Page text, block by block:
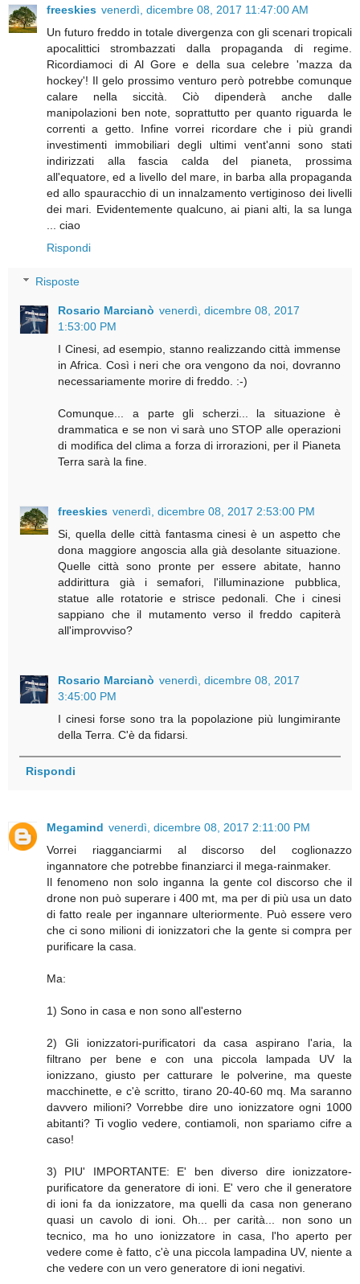
freeskies venerdì, dicembre 08, 2017 11:47:00 AM
Un futuro freddo in totale divergenza con gli scenari tropicali
apocalittici strombazzati dalla propaganda di regime.
Ricordiamoci di Al Gore e della sua celebre 'mazza da
hockey'! Il gelo prossimo venturo però potrebbe comunque
calare nella siccità. Ciò dipenderà anche dalle
manipolazioni ben note, soprattutto per quanto riguarda le
correnti a getto. Infine vorrei ricordare che i più grandi
investimenti immobiliari degli ultimi vent'anni sono stati
indirizzati alla fascia calda del pianeta, prossima
all'equatore, ed a livello del mare, in barba alla propaganda
ed allo spauracchio di un innalzamento vertiginoso dei livelli
dei mari. Evidentemente qualcuno, ai piani alti, la sa lunga
... ciao
Rispondi
Risposte
Rosario Marcianò venerdì, dicembre 08, 2017
1:53:00 PM
I Cinesi, ad esempio, stanno realizzando città immense
in Africa. Così i neri che ora vengono da noi, dovranno
necessariamente morire di freddo. :-)
Comunque... a parte gli scherzi... la situazione è
drammatica e se non vi sarà uno STOP alle operazioni
di modifica del clima a forza di irrorazioni, per il Pianeta
Terra sarà la fine.
freeskies venerdì, dicembre 08, 2017 2:53:00 PM
Si, quella delle città fantasma cinesi è un aspetto che
dona maggiore angoscia alla già desolante situazione.
Quelle città sono pronte per essere abitate, hanno
addirittura già i semafori, l'illuminazione pubblica,
statue alle rotatorie e strisce pedonali. Che i cinesi
sappiano che il mutamento verso il freddo capiterà
all'improvviso?
Rosario Marcianò venerdì, dicembre 08, 2017
3:45:00 PM
I cinesi forse sono tra la popolazione più lungimirante
della Terra. C'è da fidarsi.
Rispondi
Megamind venerdì, dicembre 08, 2017 2:11:00 PM
Vorrei riagganciarmi al discorso del coglionazzo
ingannatore che potrebbe finanziarci il mega-rainmaker.
Il fenomeno non solo inganna la gente col discorso che il
drone non può superare i 400 mt, ma per di più usa un dato
di fatto reale per ingannare ulteriormente. Può essere vero
che ci sono milioni di ionizzatori che la gente si compra per
purificare la casa.
Ma:
1) Sono in casa e non sono all'esterno
2) Gli ionizzatori-purificatori da casa aspirano l'aria, la
filtrano per bene e con una piccola lampada UV la
ionizzano, giusto per catturare le polverine, ma queste
macchinette, e c'è scritto, tirano 20-40-60 mq. Ma saranno
davvero milioni? Vorrebbe dire uno ionizzatore ogni 1000
abitanti? Ti voglio vedere, contiamoli, non spariamo cifre a
caso!
3) PIU' IMPORTANTE: E' ben diverso dire ionizzatore-
purificatore da generatore di ioni. E' vero che il generatore
di ioni fa da ionizzatore, ma quelli da casa non generano
quasi un cavolo di ioni. Oh... per carità... non sono un
tecnico, ma ho uno ionizzatore in casa, l'ho aperto per
vedere come è fatto, c'è una piccola lampadina UV, niente a
che vedere con un vero generatore di ioni negativi.